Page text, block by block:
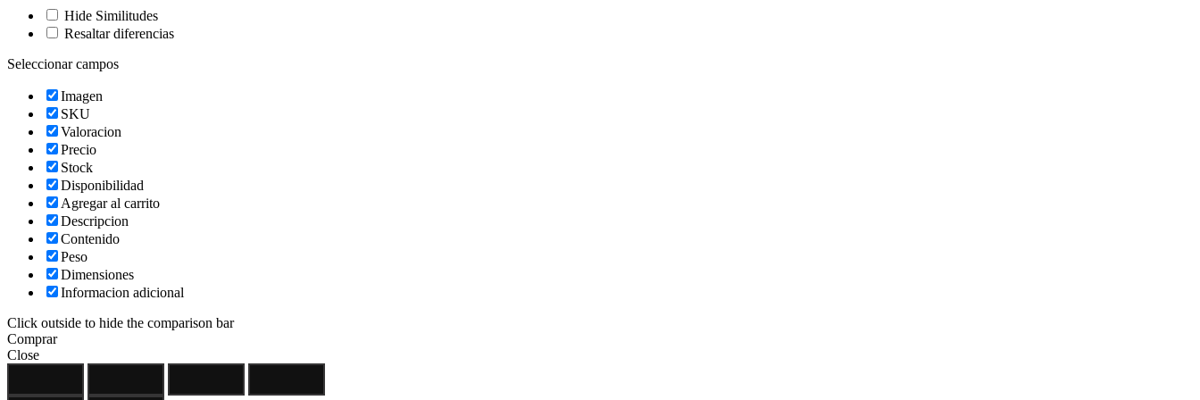
Hide Similitudes
Resaltar diferencias
Seleccionar campos
Imagen
SKU
Valoracion
Precio
Stock
Disponibilidad
Agregar al carrito
Descripcion
Contenido
Peso
Dimensiones
Informacion adicional
Click outside to hide the comparison bar
Comprar
Close